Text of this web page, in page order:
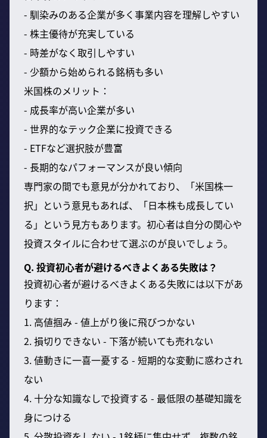
- 馴染みのある企業が多く事業内容を理解しやすい
- 株主優待が充実している
- 時差がなく取引しやすい
- 少額から始められる銘柄も多い
米国株のメリット：
- 成長率が高い企業が多い
- 世界的なテック企業に投資できる
- ETFなど選択肢が豊富
- 長期的なパフォーマンスが良い傾向
専門家の間でも意見が分かれており、「米国株一
択」という意見もあれば、「日本株も成長してい
る」という見方もあります。初心者は自分の関心や
投資スタイルに合わせて選ぶのが良いでしょう。
Q. 投資初心者が避けるべきよくある失敗は？
投資初心者が避けるべきよくある失敗には以下があ
ります：
1. 高値掴み - 値上がり後に飛びつかない
2. 損切りできない - 下落が続いても売れない
3. 値動きに一喜一憂する - 短期的な変動に惑わされ
ない
4. 十分な知識なしで投資する - 最低限の基礎知識を
身につける